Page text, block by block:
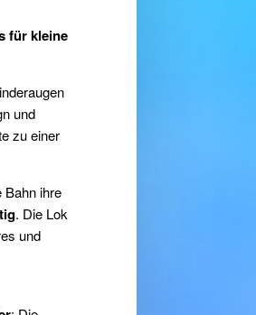
für kleine
und
zu einer
Bahn ihre
. Die Lok
und